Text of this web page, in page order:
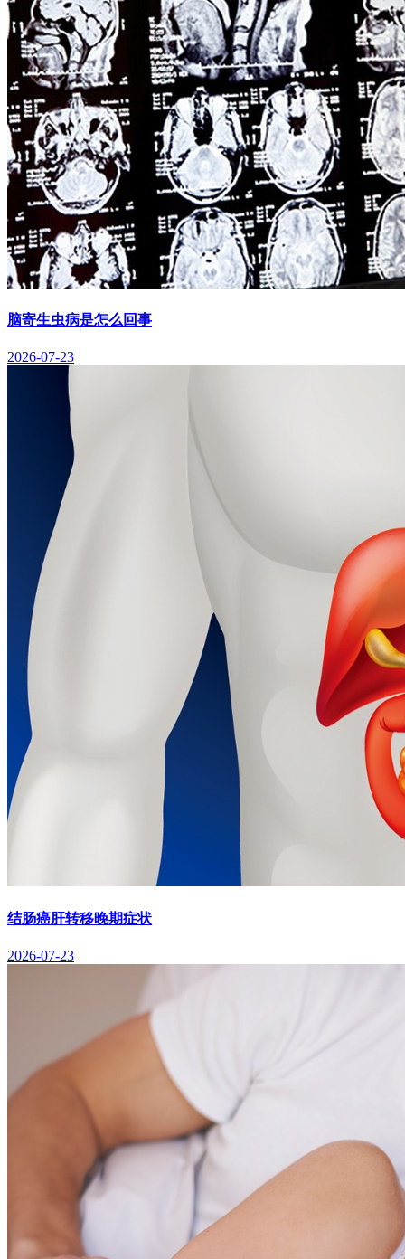
脑寄生虫病是怎么回事
2026-07-23
结肠癌肝转移晚期症状
2026-07-23